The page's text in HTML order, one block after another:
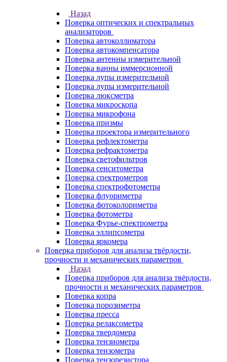
Назад
Поверка оптических и спектральных
анализаторов
Поверка автоколлиматора
Поверка автокомпенсатора
Поверка антенны измерительной
Поверка ванны иммерсионной
Поверка лупы измерительной
Поверка лупы измерительной
Поверка люксметра
Поверка микроскопа
Поверка микрофона
Поверка призмы
Поверка проектора измерительного
Поверка рефлектометра
Поверка рефрактометра
Поверка светофильтров
Поверка сенситометра
Поверка спектрометров
Поверка спектрофотометра
Поверка флуориметра
Поверка фотоколориметра
Поверка фотометра
Поверка Фурье-спектрометра
Поверка эллипсометра
Поверка яркомера
Поверка приборов для анализа твёрдости,
прочности и механических параметров
Назад
Поверка приборов для анализа твёрдости,
прочности и механических параметров
Поверка копра
Поверка порозиметра
Поверка пресса
Поверка релаксометра
Поверка твердомера
Поверка тензиометра
Поверка тензометра
Поверка тензорезистора